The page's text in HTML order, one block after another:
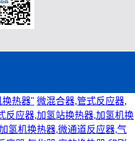
热器" 微混合器,管式反应器,
反应器,加氢站换热器,加氢机换
氢机换热器,微通道反应器,气